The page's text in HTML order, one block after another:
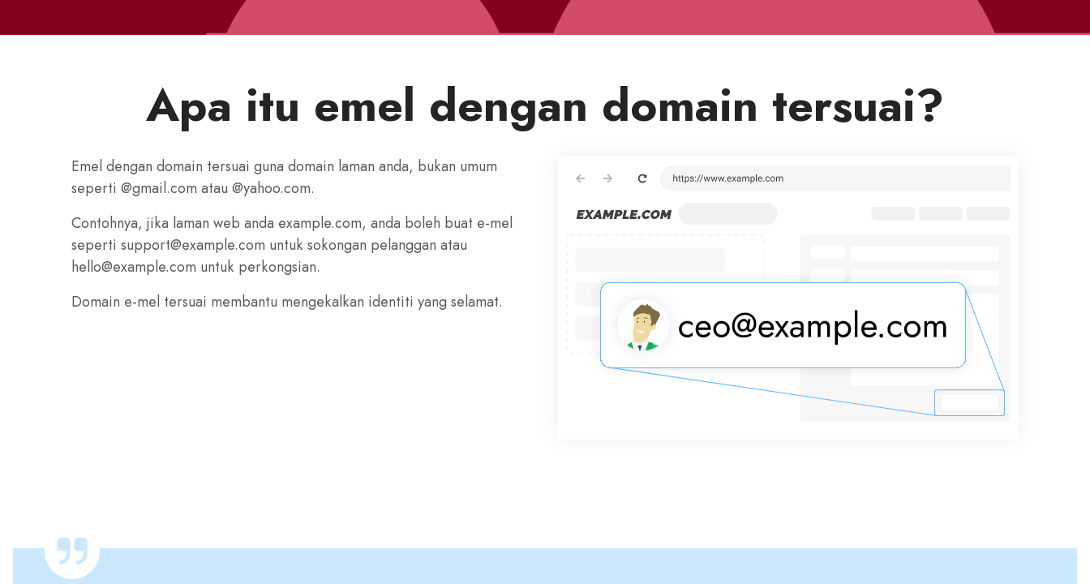
Apa itu emel dengan domain tersuai?
Emel dengan domain tersuai guna domain laman anda, bukan umum
seperti @gmail.com atau @yahoo.com.
Contohnya, jika laman web anda example.com, anda boleh buat e-mel
seperti support@example.com untuk sokongan pelanggan atau
hello@example.com untuk perkongsian.
Domain e‑mel tersuai membantu mengekalkan identiti yang selamat.